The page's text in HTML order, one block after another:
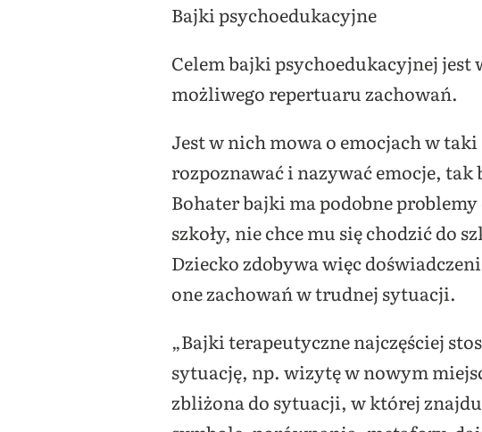
Bajki psychoedukacyjne
Celem bajki psychoedukacyjnej
możliwego repertuaru zachowań.
Jest w nich mowa o emocjach w
rozpoznawać i nazywać emocje, tak
Bohater bajki ma podobne
szkoły, nie chce mu się chodzić do
Dziecko zdobywa więc
one zachowań w trudnej sytuacji.
„Bajki terapeutyczne najczęściej
sytuację, np. wizytę w nowym
zbliżona do sytuacji, w której